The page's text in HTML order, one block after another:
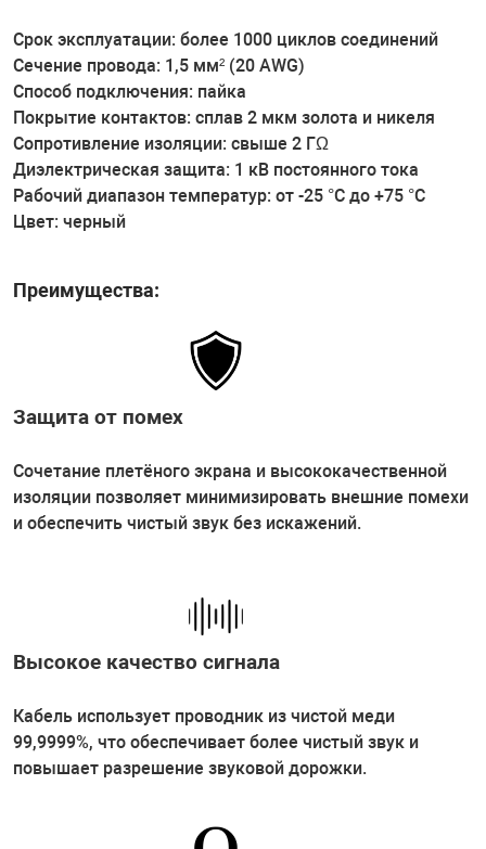
Срок эксплуатации: более 1000 циклов соединений
Сечение провода: 1,5 мм² (20 AWG)
Способ подключения: пайка
Покрытие контактов: сплав 2 мкм золота и никеля
Сопротивление изоляции: свыше 2 ГΩ
Диэлектрическая защита: 1 кВ постоянного тока
Рабочий диапазон температур: от -25 °C до +75 °C
Цвет: черный
Преимущества:
Защита от помех
Сочетание плетёного экрана и высококачественной
изоляции позволяет минимизировать внешние помехи
и обеспечить чистый звук без искажений.
Высокое качество сигнала
Кабель использует проводник из чистой меди
99,9999%, что обеспечивает более чистый звук и
повышает разрешение звуковой дорожки.